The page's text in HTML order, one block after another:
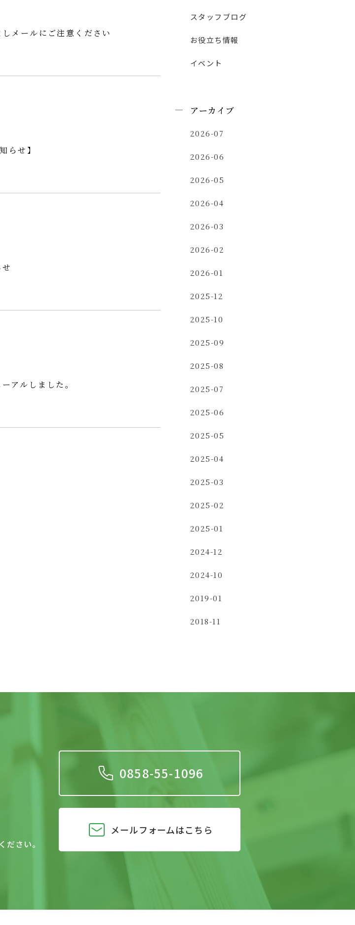
しメールにご注意ください
らせ】
アルしました。
スタッフブログ
お役立ち情報
イベント
アーカイブ
2026-07
2026-06
2026-05
2026-04
2026-03
2026-02
2026-01
2025-12
2025-10
2025-09
2025-08
2025-07
2025-06
2025-05
2025-04
2025-03
2025-02
2025-01
2024-12
2024-10
2019-01
2018-11
さい。
0858-55-1096
メールフォームはこちら